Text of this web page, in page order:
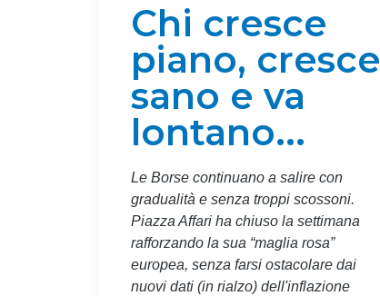
Chi cresce
piano, cresce
sano e va
lontano...
Le Borse continuano a salire con
gradualità e senza troppi scossoni.
Piazza Affari ha chiuso la settimana
rafforzando la sua “maglia rosa”
europea, senza farsi ostacolare dai
nuovi dati (in rialzo) dell'inflazione